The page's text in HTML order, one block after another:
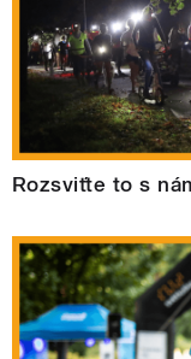
Rozsviťte to s